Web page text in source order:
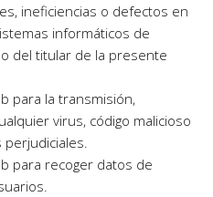
ineficiencias o defectos en
informáticos de
del titular de la presente
para la transmisión,
virus, código malicioso
para recoger datos de